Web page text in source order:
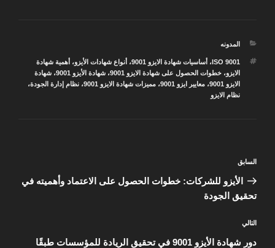
التصنيفات
المدونه
الوسوم
ISO 9001 ، أساسيات شهادة الايزو 9001 ، أنواع شهادات الأيزو، أهمية شهادة
الايزو،خطوات الحصول على شهادة الايزو 9001 ،شهادة الأيزو 9001 ،شهادة
الايزو 9001
،معايير ايزو 9001 ،مميزات شهادة الايزو 9001 ،نظام إدارة الجودة،
نظام الايزو
المقالات
المقالة
السابقة
السابق
الأيزو للشركات: خطوات الحصول على الاعتماد وأهميته في
تحقيق الجودة
المقالة
التالية
التالي
دور شهادة الأيزو 9001 في تحقيق الريادة للمؤسسات طبقًا